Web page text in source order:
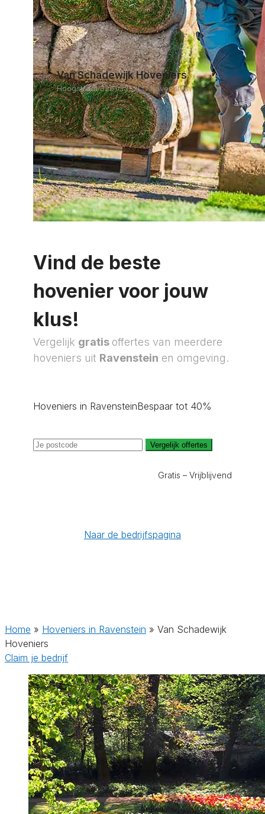
Van Schadewijk Hoveniers
Hoogstraat 32b, 5352LC Ravenstein
Vind de beste
hovenier voor jouw
klus!
Vergelijk gratis offertes van meerdere
hoveniers uit Ravenstein en omgeving.
Hoveniers in RavensteinBespaar tot 40%
Vergelijk offertes
Gratis – Vrijblijvend
Naar de bedrijfspagina
Home » Hoveniers in Ravenstein » Van Schadewijk
Hoveniers
Claim je bedrijf